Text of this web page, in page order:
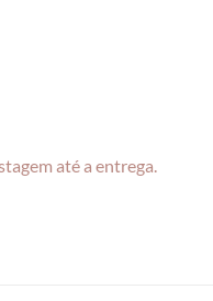
até a entrega.